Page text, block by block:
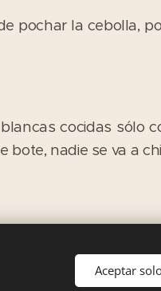
pochar la cebolla,
cocidas sólo
bote, nadie se va a
Aceptar